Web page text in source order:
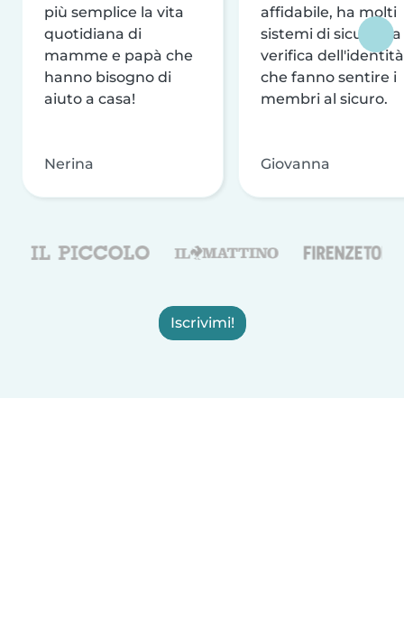
più semplice la vita
quotidiana di
mamme e papà che
hanno bisogno di
aiuto a casa!
Nerina
affidabile, ha molti
sistemi di sicurezza
verifica dell'identità
che fanno sentire i
membri al sicuro.
Giovanna
Iscrivimi!